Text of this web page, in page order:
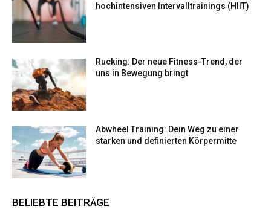
hochintensiven Intervalltrainings (HIIT)
Rucking: Der neue Fitness-Trend, der
uns in Bewegung bringt
Abwheel Training: Dein Weg zu einer
starken und definierten Körpermitte
BELIEBTE BEITRÄGE